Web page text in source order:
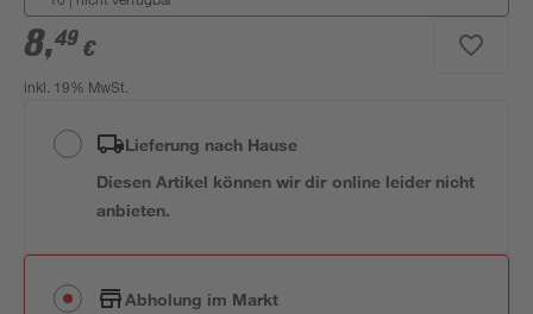
8,49 €
inkl. 19% MwSt.
Lieferung nach Hause
Diesen Artikel können wir dir online leider nicht
anbieten.
Abholung im Markt